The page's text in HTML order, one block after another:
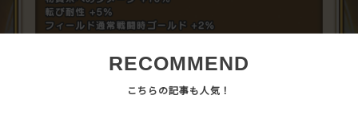
RECOMMEND